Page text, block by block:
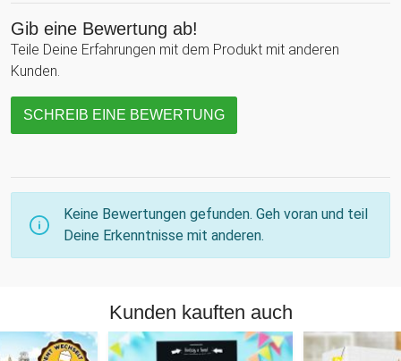
Gib eine Bewertung ab!
Teile Deine Erfahrungen mit dem Produkt mit anderen
Kunden.
SCHREIB EINE BEWERTUNG
Keine Bewertungen gefunden. Geh voran und teil
Deine Erkenntnisse mit anderen.
Kunden kauften auch